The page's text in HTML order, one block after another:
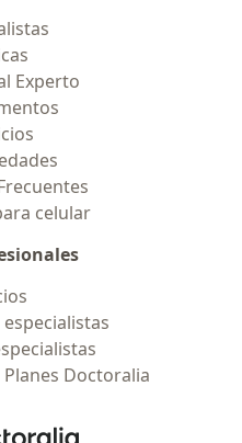
Experto
celular
Doctoralia
- Página de inicio